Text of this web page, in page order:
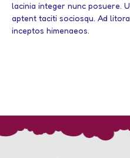
lacinia integer nunc posuere.
aptent taciti sociosqu. Ad
inceptos himenaeos.